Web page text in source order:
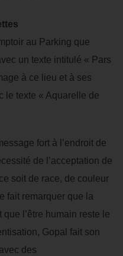
au Parking que
un texte intitulé « Pars
à ce lieu et à ses
le texte « Aquarelle de
fort à l’endroit de
de l’acceptation de
soit de race, de couleur
fait remarquer que la
l’être humain reste le
Gopal fait son
des